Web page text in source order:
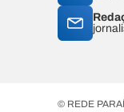
© REDE